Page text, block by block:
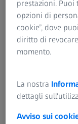
ZEISS Group
Simulation
Vision Care
Industrial
Site web
Website
Site global
Global
Sito web
Editore
Note legali
Preferenze
prestazioni.
opzioni di
cookie”, dove
diritto di
momento.
La nostra
dettagli
Avviso sui